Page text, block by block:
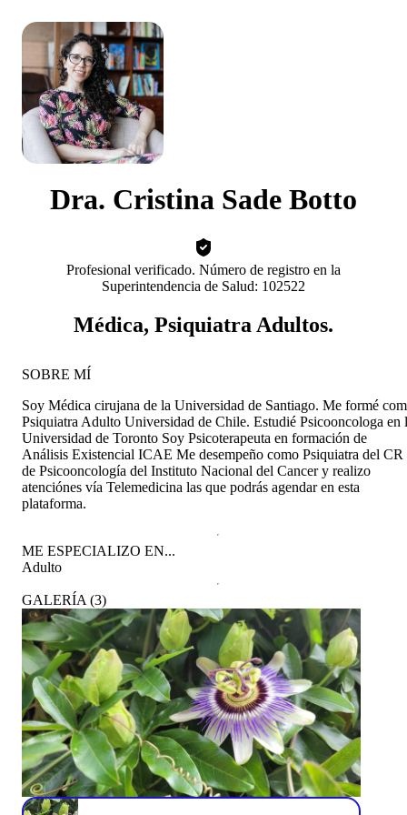
Dra. Cristina Sade Botto
Profesional verificado. Número de registro en la
Superintendencia de Salud: 102522
Médica, Psiquiatra Adultos.
SOBRE MÍ
Soy Médica cirujana de la Universidad de Santiago. Me formé
Psiquiatra Adulto Universidad de Chile. Estudié Psicooncologa en
Universidad de Toronto Soy Psicoterapeuta en formación de
Análisis Existencial ICAE Me desempeño como Psiquiatra del CR
de Psicooncología del Instituto Nacional del Cancer y realizo
atenciónes vía Telemedicina las que podrás agendar en esta
plataforma.
ME ESPECIALIZO EN...
Adulto
GALERÍA (3)